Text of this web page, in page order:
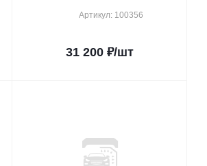
Артикул: 100356
31 200 ₽/шт